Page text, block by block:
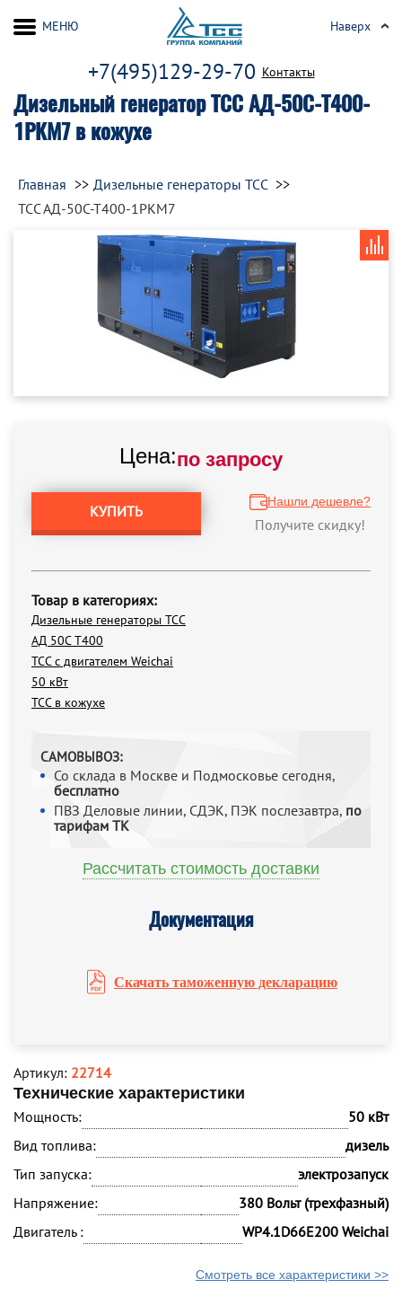
Дизельный генератор ТСС АД-50С-Т400-
1РКМ7 в кожухе
+7(495)129-29-70 Контакты
МЕНЮ Наверх
Главная
Дизельные генераторы ТСС
ТСС АД-50С-Т400-1РКМ7
Цена:по запросу
КУПИТЬ
Нашли дешевле?
Получите скидку!
Товар в категориях:
Дизельные генераторы ТСС
АД 50С Т400
ТСС с двигателем Weichai
50 кВт
ТСС в кожухе
САМОВЫВОЗ:
Со склада в Москве и Подмосковье сегодня,
бесплатно
ПВЗ Деловые линии, СДЭК, ПЭК послезавтра, по
тарифам ТК
Рассчитать стоимость доставки
Документация
Скачать таможенную декларацию
Артикул: 22714
Технические характеристики
Мощность:
50 кВт
Вид топлива:
дизель
Тип запуска:
электрозапуск
Напряжение:
380 Вольт (трехфазный)
Двигатель :
WP4.1D66E200 Weichai
Смотреть все характеристики >>